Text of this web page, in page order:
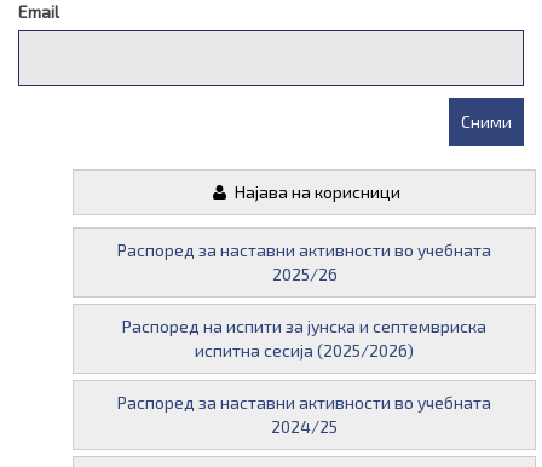
Email
Најава на корисници
Распоред за наставни активности во учебната
2025/26
Распоред на испити за јунска и септемвриска
испитна сесија (2025/2026)
Распоред за наставни активности во учебната
2024/25